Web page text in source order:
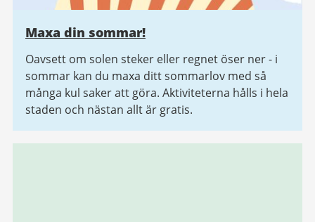
Maxa din sommar!
Oavsett om solen steker eller regnet öser ner - i
sommar kan du maxa ditt sommarlov med så
många kul saker att göra. Aktiviteterna hålls i hela
staden och nästan allt är gratis.